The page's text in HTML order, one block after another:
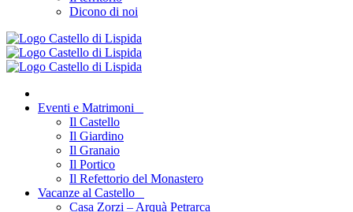
Dicono di noi
Eventi e Matrimoni
Il Castello
Il Giardino
Il Granaio
Il Portico
Il Refettorio del Monastero
Vacanze al Castello
Casa Zorzi – Arquà Petrarca